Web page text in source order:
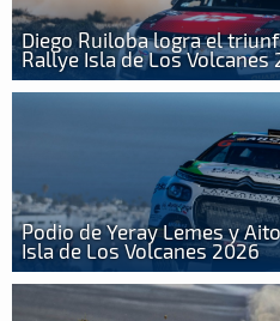
Diego Ruiloba logra el
Rallye Isla de Los Volcanes
Podio de Yeray Lemes y
Isla de Los Volcanes 2026